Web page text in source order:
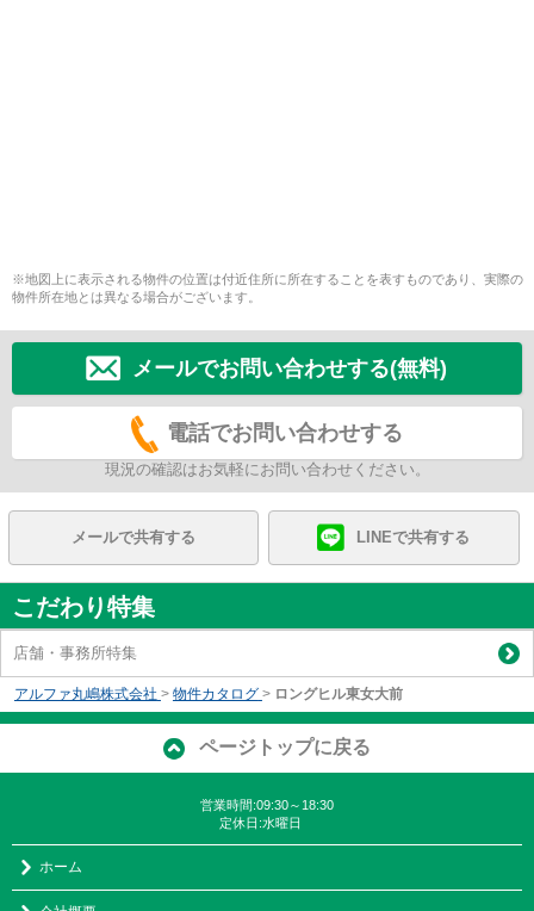
※地図上に表示される物件の位置は付近住所に所在することを表すものであり、実際の
物件所在地とは異なる場合がございます。
メールでお問い合わせする(無料)
電話でお問い合わせする
現況の確認はお気軽にお問い合わせください。
メールで共有する LINEで共有する
こだわり特集
店舗・事務所特集
アルファ丸嶋株式会社 > 物件カタログ > ロングヒル東女大前
ページトップに戻る
営業時間:09:30～18:30
定休日:水曜日
ホーム